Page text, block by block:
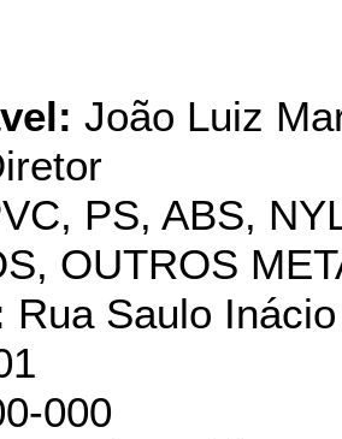
João Luiz
PS, ABS,
OUTROS
Rua Saulo
000